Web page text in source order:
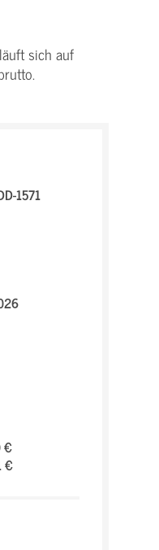
sich auf
1571
€
€